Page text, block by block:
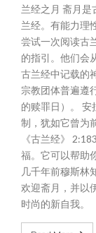
兰经之月 斋月
兰经。有能力理
尝试一次阅读古
的指引。他们会
古兰经中记载的
宗教团体普遍遵
的赎罪日）。 安
制，犹如它曾为
《古兰经》
福。它可以帮助
几千年前穆斯林
欢迎斋月，并以
时尚的新自我。